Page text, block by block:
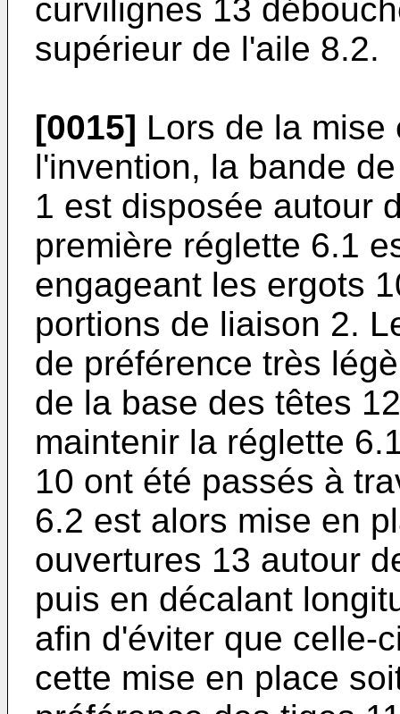
curvilignes 13
supérieur de l'aile 8.2.
[0015] Lors de la
l'invention, la bande
1 est disposée autour
première réglette 6.1
engageant les ergots
portions de liaison 2.
de préférence très
de la base des têtes
maintenir la réglette
10 ont été passés à
6.2 est alors mise en
ouvertures 13 autour
puis en décalant
afin d'éviter que celle-
cette mise en place